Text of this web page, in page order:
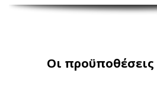
Οι προϋποθέσεις